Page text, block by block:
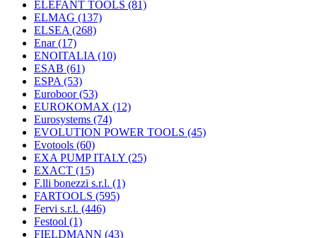
ELEFANT TOOLS (81)
ELMAG (137)
ELSEA (268)
Enar(17)
ENOITALIA (10)
ESAB (61)
ESPA (53)
Euroboor(53)
EUROKOMAX (12)
Eurosystems (74)
EVOLUTION POWER TOOLS (45)
Evotools (60)
EXA PUMP ITALY (25)
EXACT (15)
F.lli bonezzi s.r.l. (1)
FARTOOLS (595)
Fervi s.r.l. (446)
Festool (1)
FIELDMANN (43)